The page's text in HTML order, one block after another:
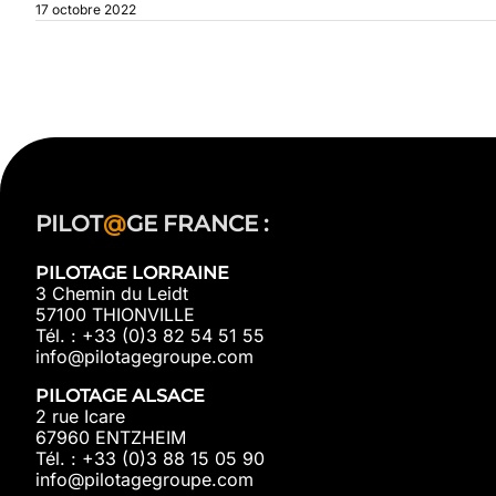
17 octobre 2022
PILOT@GE FRANCE :
PILOTAGE LORRAINE
3 Chemin du Leidt
57100 THIONVILLE
Tél. : +33 (0)3 82 54 51 55
info@pilotagegroupe.com
PILOTAGE ALSACE
2 rue Icare
67960 ENTZHEIM
Tél. : +33 (0)3 88 15 05 90
info@pilotagegroupe.com